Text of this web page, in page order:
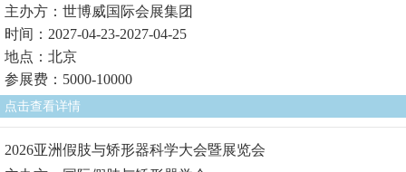
主办方：世博威国际会展集团
时间：2027-04-23-2027-04-25
地点：北京
参展费：5000-10000
点击查看详情
2026亚洲假肢与矫形器科学大会暨展览会